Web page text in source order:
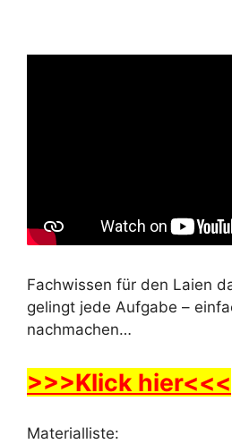
Fachwissen für den Laien
gelingt jede Aufgabe –
nachmachen…
>>>Klick hier<<<
Materialliste: